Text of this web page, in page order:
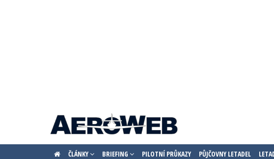
ČLÁNKY BRIEFING PILOTNÍ PRŮKAZY PŮJČOVNY LETADEL